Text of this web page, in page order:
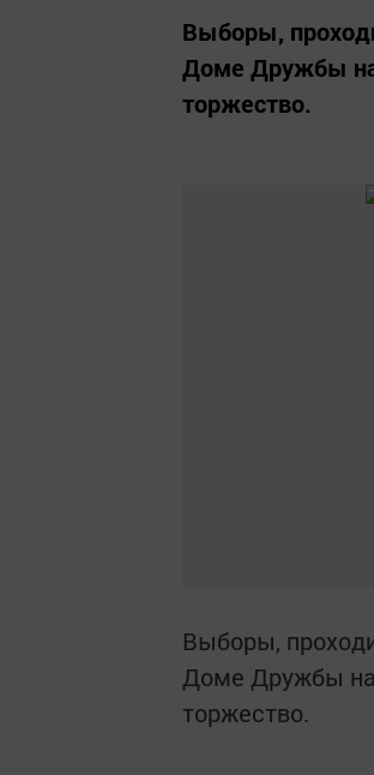
Выборы,
Доме Дружбы
торжество.
Выборы,
Доме Дружбы
торжество.